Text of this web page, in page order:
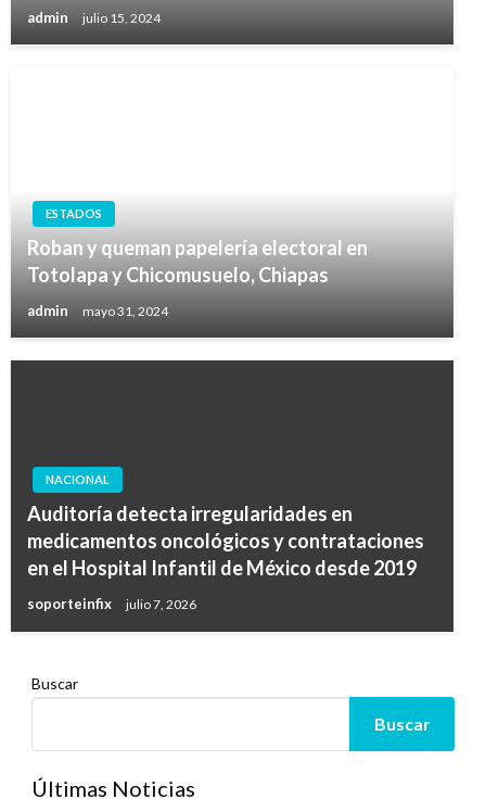
admin julio 15, 2024
ESTADOS
Roban y queman papelería electoral en
Totolapa y Chicomusuelo, Chiapas
admin mayo 31, 2024
NACIONAL
Auditoría detecta irregularidades en
medicamentos oncológicos y contrataciones
en el Hospital Infantil de México desde 2019
soporteinfix julio 7, 2026
Buscar
Buscar
Últimas Noticias